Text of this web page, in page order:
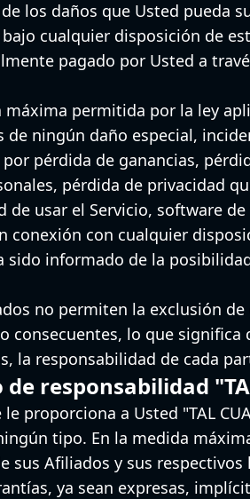
los daños que Usted pueda
cualquier disposición de
pagado por Usted a
máxima permitida por la ley
de ningún daño especial,
pérdida de ganancias,
pérdida de privacidad
de usar el Servicio, software
conexión con cualquier
sido informado de la
no permiten la exclusión
consecuentes, lo que
la responsabilidad de cada
de responsabilidad
le proporciona a Usted "TAL
tipo. En la medida
sus Afiliados y sus
ya sean expresas,